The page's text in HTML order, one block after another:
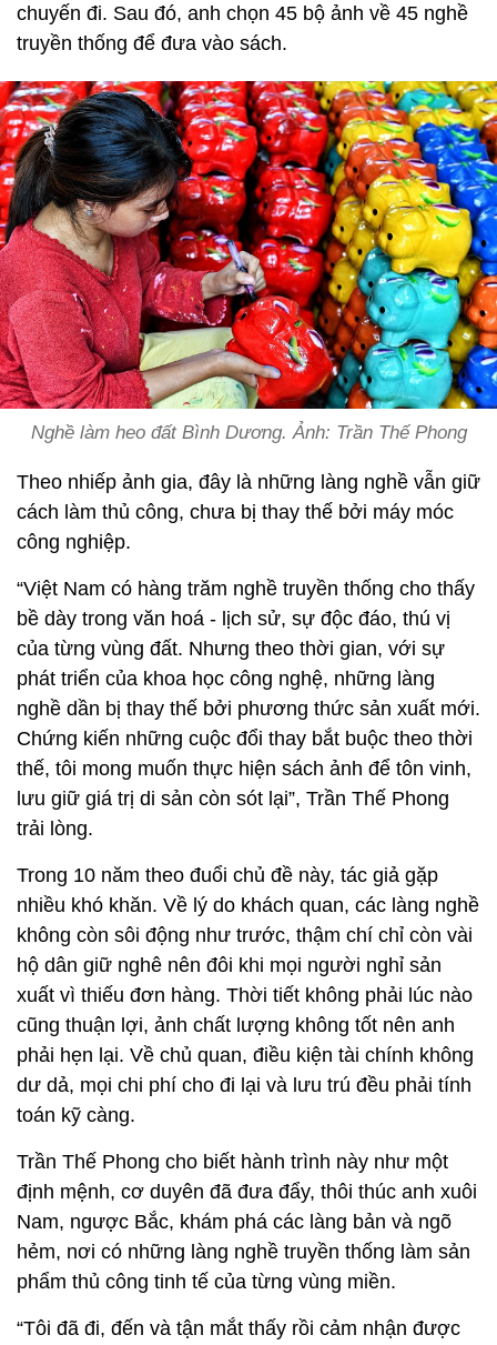
chuyến đi. Sau đó, anh chọn 45 bộ ảnh về 45 nghề
truyền thống để đưa vào sách.
Nghề làm heo đất Bình Dương. Ảnh: Trần Thế Phong
Theo nhiếp ảnh gia, đây là những làng nghề vẫn giữ
cách làm thủ công, chưa bị thay thế bởi máy móc
công nghiệp.
“Việt Nam có hàng trăm nghề truyền thống cho thấy
bề dày trong văn hoá - lịch sử, sự độc đáo, thú vị
của từng vùng đất. Nhưng theo thời gian, với sự
phát triển của khoa học công nghệ, những làng
nghề dần bị thay thế bởi phương thức sản xuất mới.
Chứng kiến những cuộc đổi thay bắt buộc theo thời
thế, tôi mong muốn thực hiện sách ảnh để tôn vinh,
lưu giữ giá trị di sản còn sót lại”, Trần Thế Phong
trải lòng.
Trong 10 năm theo đuổi chủ đề này, tác giả gặp
nhiều khó khăn. Về lý do khách quan, các làng nghề
không còn sôi động như trước, thậm chí chỉ còn vài
hộ dân giữ nghê nên đôi khi mọi người nghỉ sản
xuất vì thiếu đơn hàng. Thời tiết không phải lúc nào
cũng thuận lợi, ảnh chất lượng không tốt nên anh
phải hẹn lại. Về chủ quan, điều kiện tài chính không
dư dả, mọi chi phí cho đi lại và lưu trú đều phải tính
toán kỹ càng.
Trần Thế Phong cho biết hành trình này như một
định mệnh, cơ duyên đã đưa đẩy, thôi thúc anh xuôi
Nam, ngược Bắc, khám phá các làng bản và ngõ
hẻm, nơi có những làng nghề truyền thống làm sản
phẩm thủ công tinh tế của từng vùng miền.
“Tôi đã đi, đến và tận mắt thấy rồi cảm nhận được